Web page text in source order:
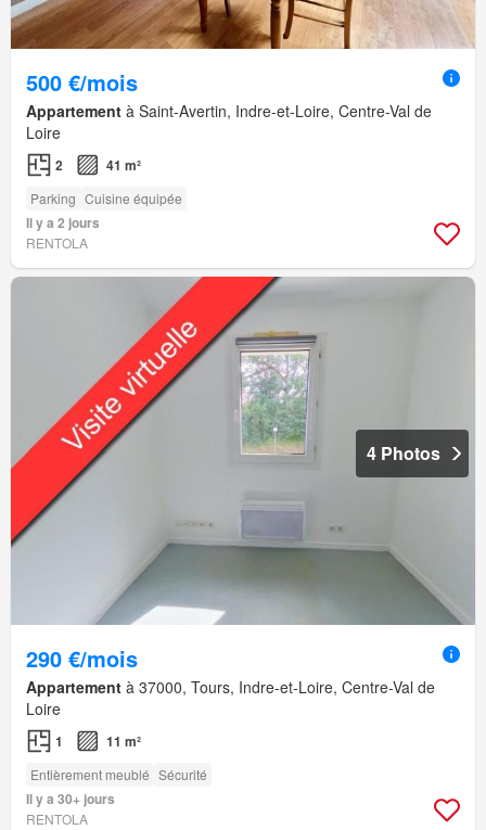
500 €/mois
Appartement à Saint-Avertin, Indre-et-Loire, Centre-Val de
Loire
2 41 m²
Parking Cuisine équipée
Il y a 2 jours
RENTOLA
4 Photos
290 €/mois
Appartement à 37000, Tours, Indre-et-Loire, Centre-Val de
Loire
1 11 m²
Entièrement meublé Sécurité
Il y a 30+ jours
RENTOLA